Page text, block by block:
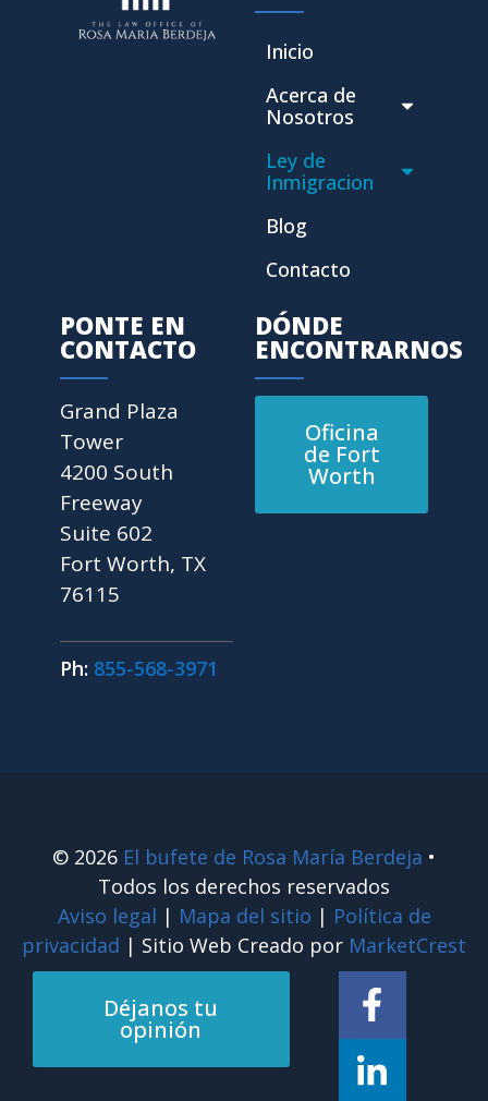
Inicio
Acerca de
Nosotros
Ley de
Inmigracion
Blog
Contacto
PONTE EN
CONTACTO
Grand Plaza
Tower
4200 South
Freeway
Suite 602
Fort Worth, TX
76115
Ph: 855-568-3971
DÓNDE
ENCONTRARNOS
Oficina
de Fort
Worth
© 2026 El bufete de Rosa María Berdeja •
Todos los derechos reservados
Aviso legal | Mapa del sitio | Política de
privacidad | Sitio Web Creado por MarketCrest
Déjanos tu
opinión